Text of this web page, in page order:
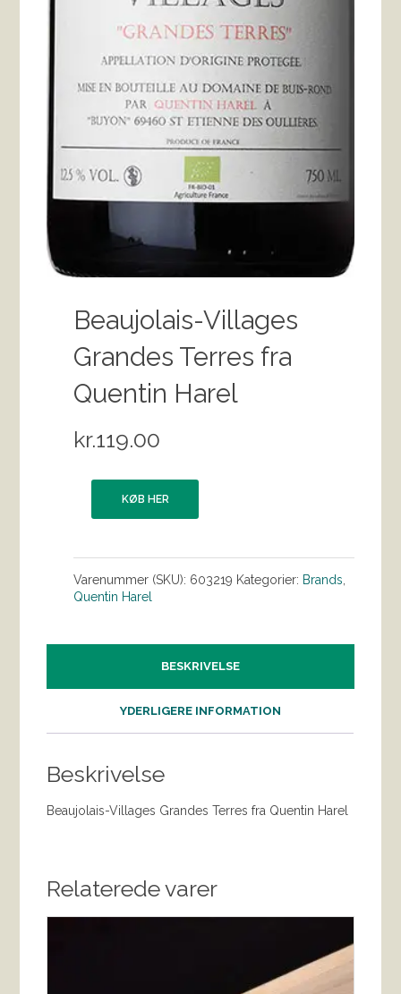
Beaujolais-Villages
Grandes Terres fra
Quentin Harel
kr.119.00
KØB HER
Varenummer (SKU): 603219 Kategorier: Brands
Quentin Harel
BESKRIVELSE
YDERLIGERE INFORMATION
Beskrivelse
Beaujolais-Villages Grandes Terres fra Quentin Harel
Relaterede varer